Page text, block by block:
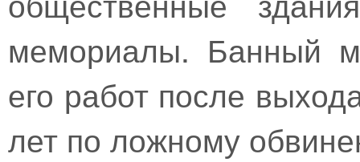
мемориалы. Банный
его работ после
лет по ложному